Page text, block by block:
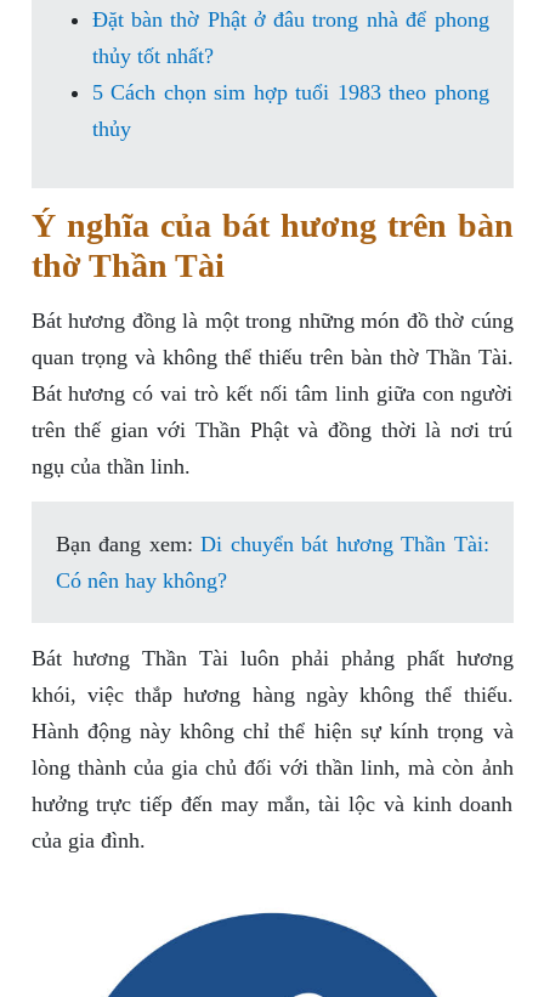
Đặt bàn thờ Phật ở đâu trong nhà để phong
thủy tốt nhất?
5 Cách chọn sim hợp tuổi 1983 theo phong
thủy
Ý nghĩa của bát hương trên bàn
thờ Thần Tài
Bát hương đồng là một trong những món đồ thờ cúng
quan trọng và không thể thiếu trên bàn thờ Thần Tài.
Bát hương có vai trò kết nối tâm linh giữa con người
trên thế gian với Thần Phật và đồng thời là nơi trú
ngụ của thần linh.
Bạn đang xem: Di chuyển bát hương Thần Tài:
Có nên hay không?
Bát hương Thần Tài luôn phải phảng phất hương
khói, việc thắp hương hàng ngày không thể thiếu.
Hành động này không chỉ thể hiện sự kính trọng và
lòng thành của gia chủ đối với thần linh, mà còn ảnh
hưởng trực tiếp đến may mắn, tài lộc và kinh doanh
của gia đình.